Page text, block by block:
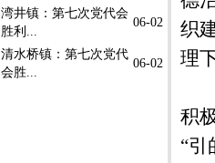
湾井镇：第七次党代会
胜利...
06-02
清水桥镇：第七次党代
会胜...
06-02
织
理
积
“